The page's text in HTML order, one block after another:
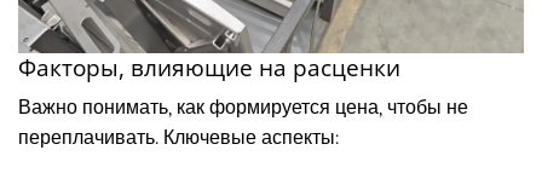
Факторы, влияющие на расценки
Важно понимать, как формируется цена, чтобы не
переплачивать. Ключевые аспекты: